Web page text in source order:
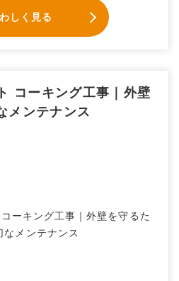
しく見る
コーキング工事｜外壁
メンテナンス